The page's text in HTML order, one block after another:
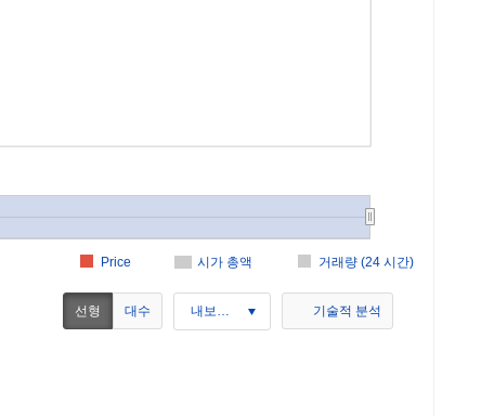
시가 총액 거래량 (24 시간)
Price
선형 대수 내보내기 기술적 분석